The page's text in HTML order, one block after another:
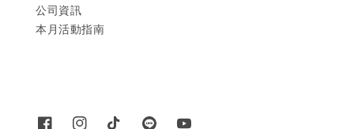
公司資訊
本月活動指南